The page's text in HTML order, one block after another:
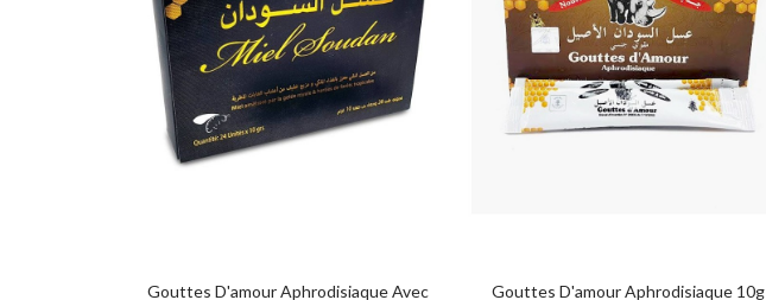
Gouttes D'amour Aphrodisiaque Avec
Gouttes D'amour Aphrodisiaque 10g